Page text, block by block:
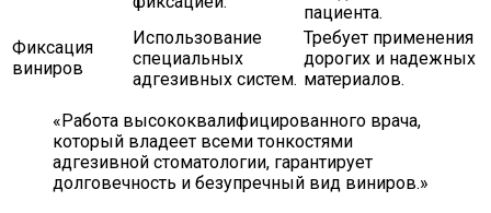
пациента.
Фиксация
виниров
Использование
специальных
адгезивных систем.
Требует применения
дорогих и надежных
материалов.
«Работа высококвалифицированного врача,
который владеет всеми тонкостями
адгезивной стоматологии, гарантирует
долговечность и безупречный вид виниров.»